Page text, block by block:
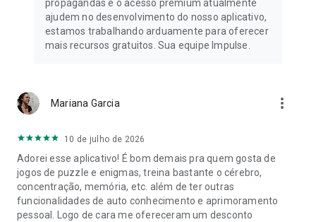
propagandas e o acesso premium atualmente
ajudem no desenvolvimento do nosso aplicativo,
estamos trabalhando arduamente para oferecer
mais recursos gratuitos. Sua equipe Impulse.
Mariana Garcia more_vert
10 de julho de 2026
Adorei esse aplicativo! É bom demais pra quem gosta de
jogos de puzzle e enigmas, treina bastante o cérebro,
concentração, memória, etc. além de ter outras
funcionalidades de auto conhecimento e aprimoramento
pessoal. Logo de cara me ofereceram um desconto